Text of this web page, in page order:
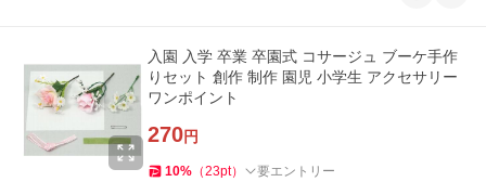
入園 入学 卒業 卒園式 コサージュ ブーケ手作
りセット 創作 制作 園児 小学生 アクセサリー
ワンポイント
270円
10% （23pt） 要エントリー